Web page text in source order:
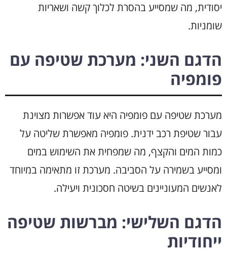
יסודית, מה שמסייע בהסרת לכלוך קשה ושאריות
שומניות.
הדגם השני: מערכת שטיפה עם
פומפיה
מערכת שטיפה עם פומפיה היא עוד אפשרות מצוינת
עבור שטיפת רכב ידנית. פומפיה מאפשרת שליטה על
כמות המים והקצף, מה שמפחית את השימוש במים
ומסייע בשמירה על הסביבה. מערכת זו מתאימה במיוחד
לאנשים המעוניינים בשיטה חסכונית ויעילה.
הדגם השלישי: מברשות שטיפה
ייחודיות